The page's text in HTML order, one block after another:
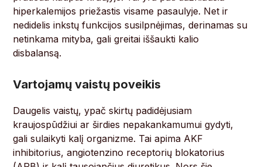
hiperkalemijos priežastis visame pasaulyje. Net ir
nedidelis inkstų funkcijos susilpnėjimas, derinamas su
netinkama mityba, gali greitai iššaukti kalio
disbalansą.
Vartojamų vaistų poveikis
Daugelis vaistų, ypač skirtų padidėjusiam
kraujospūdžiui ar širdies nepakankamumui gydyti,
gali sulaikyti kalį organizme. Tai apima AKF
inhibitorius, angiotenzino receptorių blokatorius